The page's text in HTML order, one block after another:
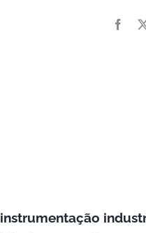
instrumentação